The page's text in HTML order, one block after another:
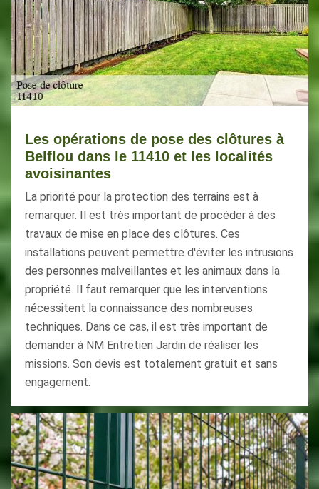
Les opérations de pose des clôtures à
Belflou dans le 11410 et les localités
avoisinantes
La priorité pour la protection des terrains est à
remarquer. Il est très important de procéder à des
travaux de mise en place des clôtures. Ces
installations peuvent permettre d'éviter les intrusions
des personnes malveillantes et les animaux dans la
propriété. Il faut remarquer que les interventions
nécessitent la connaissance des nombreuses
techniques. Dans ce cas, il est très important de
demander à NM Entretien Jardin de réaliser les
missions. Son devis est totalement gratuit et sans
engagement.